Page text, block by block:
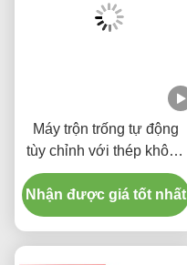
Máy trộn trống tự động
tùy chỉnh với thép không
gỉ chống ăn mòn, chương
trình trộn tùy chỉnh và
dung lượng mở rộng cho
Nhận được giá tốt nhất